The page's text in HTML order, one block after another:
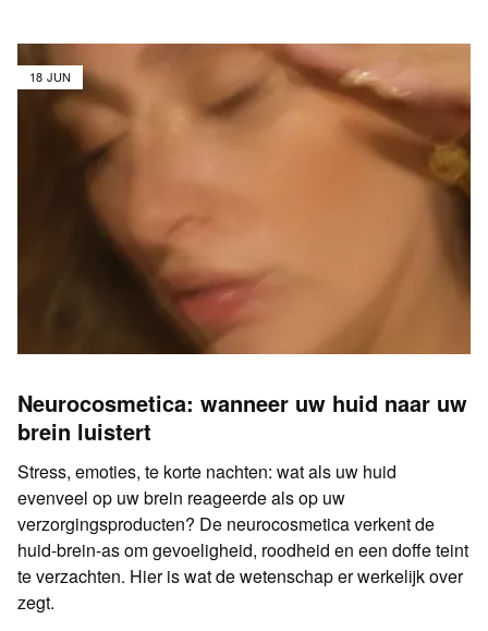
18 JUN
Neurocosmetica: wanneer uw huid naar uw
brein luistert
Stress, emoties, te korte nachten: wat als uw huid
evenveel op uw brein reageerde als op uw
verzorgingsproducten? De neurocosmetica verkent de
huid-brein-as om gevoeligheid, roodheid en een doffe teint
te verzachten. Hier is wat de wetenschap er werkelijk over
zegt.